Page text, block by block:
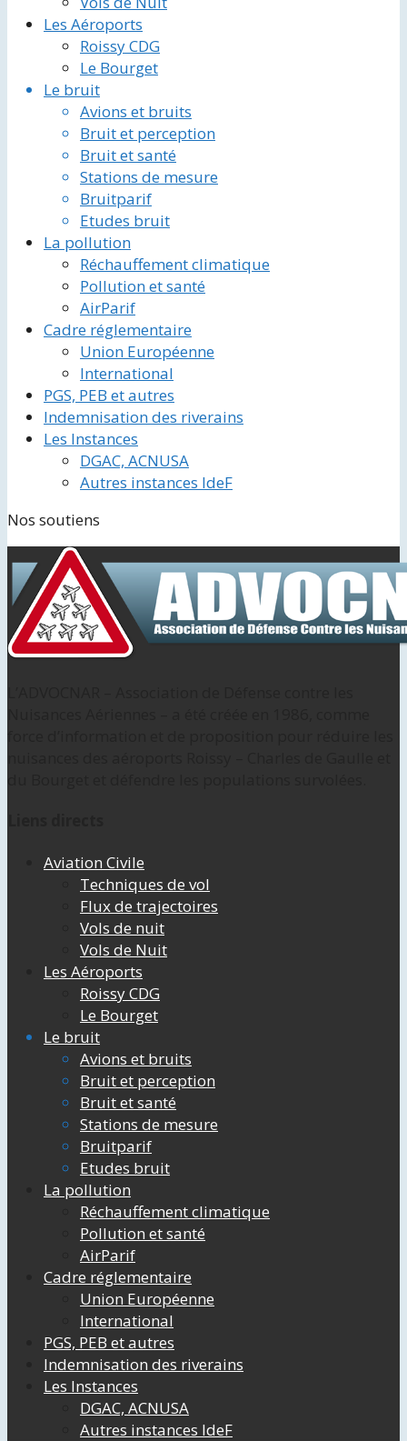
Les Aéroports
Roissy CDG
Le Bourget
Le bruit
Avions et bruits
Bruit et perception
Bruit et santé
Stations de mesure
Bruitparif
Etudes bruit
La pollution
Réchauffement climatique
Pollution et santé
AirParif
Cadre réglementaire
Union Européenne
International
PGS, PEB et autres
Indemnisation des riverains
Les Instances
DGAC, ACNUSA
Autres instances IdeF
Nos soutiens
Aviation Civile
Techniques de vol
Flux de trajectoires
Vols de nuit
Vols de Nuit
Les Aéroports
Roissy CDG
Le Bourget
Le bruit
Avions et bruits
Bruit et perception
Bruit et santé
Stations de mesure
Bruitparif
Etudes bruit
La pollution
Réchauffement climatique
Pollution et santé
AirParif
Cadre réglementaire
Union Européenne
International
PGS, PEB et autres
Indemnisation des riverains
Les Instances
DGAC, ACNUSA
Autres instances IdeF